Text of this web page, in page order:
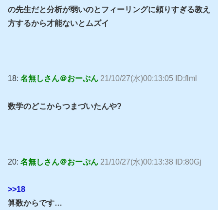
の先生だと分析が弱いのとフィーリングに頼りすぎる教え
方するから才能ないとムズイ
18: 名無しさん＠おーぷん 21/10/27(水)00:13:05 ID:flml
数学のどこからつまづいたんや?
20: 名無しさん＠おーぷん 21/10/27(水)00:13:38 ID:80Gj
>>18
算数からです…